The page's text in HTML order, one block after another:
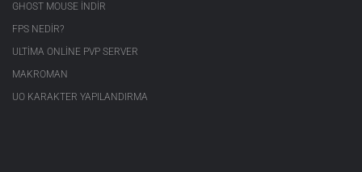
GHOST MOUSE INDIR
FPS NEDIR?
ULTIMA ONLINE PVP SERVER
MAKROMAN
UO KARAKTER YAPILANDIRMA